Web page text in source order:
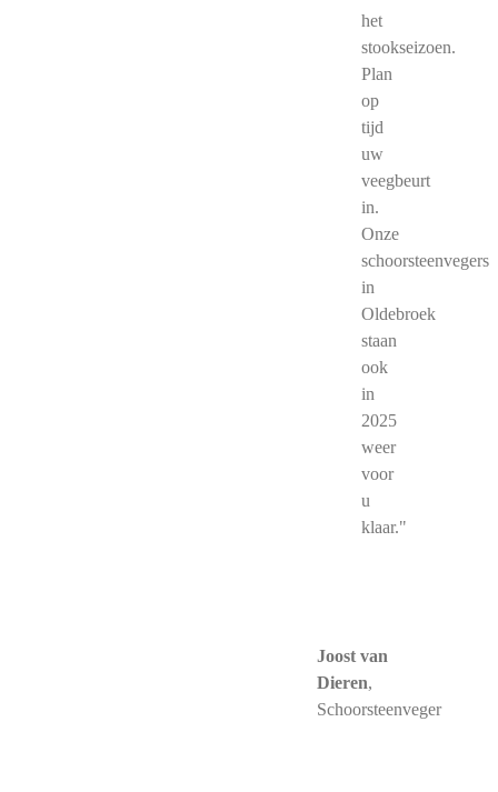
het
stookseizoen.
Plan
op
tijd
uw
veegbeurt
in.
Onze
schoorsteenvegers
in
Oldebroek
staan
ook
in
2025
weer
voor
u
klaar."
Joost van
Dieren,
Schoorsteenveger